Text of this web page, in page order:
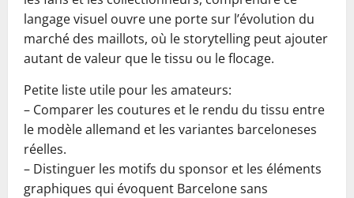
langage visuel ouvre une porte sur l’évolution du
marché des maillots, où le storytelling peut ajouter
autant de valeur que le tissu ou le flocage.
Petite liste utile pour les amateurs:
– Comparer les coutures et le rendu du tissu entre
le modèle allemand et les variantes barceloneses
réelles.
– Distinguer les motifs du sponsor et les éléments
graphiques qui évoquent Barcelone sans